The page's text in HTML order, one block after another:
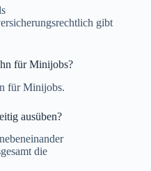
gibt
für Minijobs?
für Minijobs.
ausüben?
die